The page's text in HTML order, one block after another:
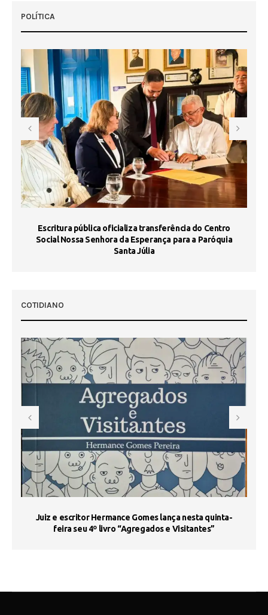
POLÍTICA
Escritura pública oficializa transferência do Centro
Social Nossa Senhora da Esperança para a Paróquia
Santa Júlia
COTIDIANO
Juiz e escritor Hermance Gomes lança nesta quinta-
feira seu 4º livro “Agregados e Visitantes”